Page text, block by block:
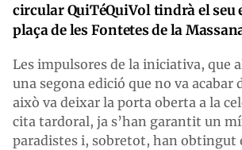
circular QuiTéQuiVol tindrà el seu
plaça de les Fontetes de la
Les impulsores de la iniciativa, que
una segona edició que no va acabar
això va deixar la porta oberta a la
cita tardoral, ja s’han garantit un
paradistes i, sobretot, han obtingut